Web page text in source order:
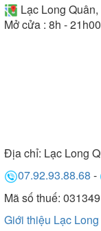
Lạc Long
Mở cửa : 8h -
Địa chỉ: Lạc Long
07.92.93.88.68 -
Mã số thuế:
Giới thiệu Lạc